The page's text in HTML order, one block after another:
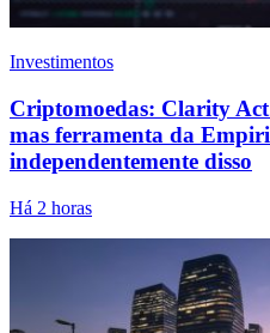
Investimentos
Criptomoedas: Clarity
mas ferramenta da
independentemente disso
Há 2 horas